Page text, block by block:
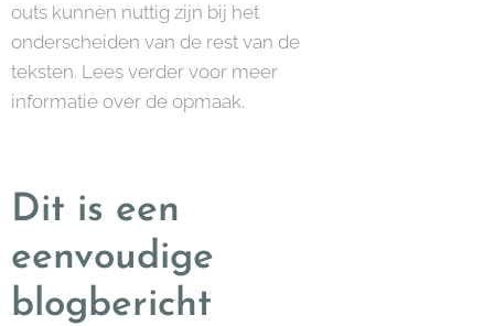
outs kunnen nuttig zijn bij het ​​
onderscheiden van de rest van de
teksten. Lees verder voor meer
informatie over de opmaak.
Dit is een
eenvoudige
blogbericht